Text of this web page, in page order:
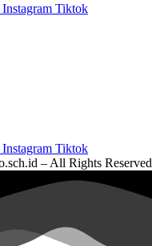
Instagram Tiktok
Instagram Tiktok
– All Rights Reserved